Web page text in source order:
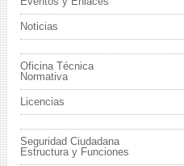
Noticias
Oficina Técnica
Normativa
Licencias
Seguridad Ciudadana
Estructura y Funciones